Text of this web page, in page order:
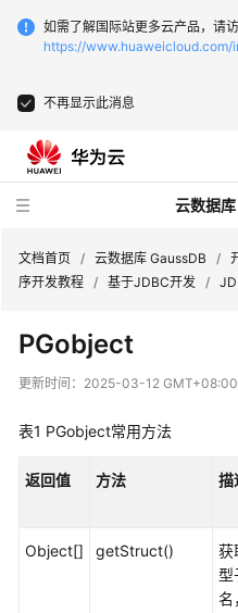
如需了解国际站更多云产品，请访
https://www.huaweicloud.com/
不再显示此消息
云数据
新
动
务
文档首页 / 云数据库 GaussDB /
序开发教程 / 基于JDBC开发 /
PGobject
更新时间： 2025-03-12 GMT+08:00
表1 PGobject常用方法
返回值 方法 描
Object[] getStruct()
获
型
名